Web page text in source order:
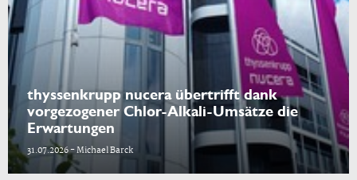
thyssenkrupp nucera übertrifft dank
vorgezogener Chlor-Alkali-Umsätze die
Erwartungen
31.07.2026 - Michael Barck